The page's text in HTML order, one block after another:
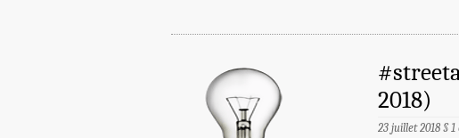
2018)
23 juillet 2018 §1